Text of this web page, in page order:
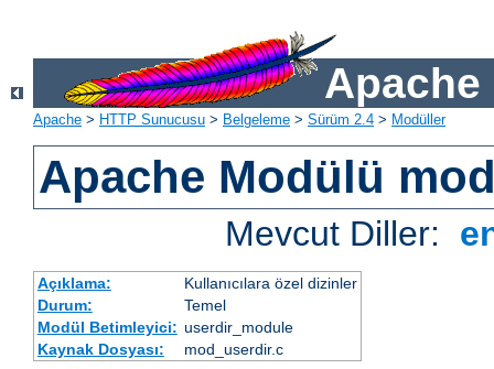
Apache
Apache > HTTP Sunucusu > Belgeleme > Sürüm 2.4 > Modüller
Apache Modülü
Mevcut Diller:
Açıklama:
Kullanıcılara özel dizinler
Durum:
Temel
Modül Betimleyici: userdir_module
Kaynak Dosyası:
mod_userdir.c